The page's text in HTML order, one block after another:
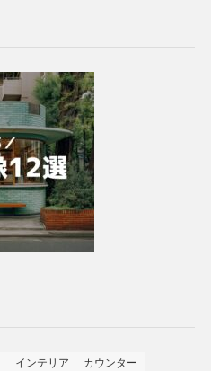
インテリア カウンター